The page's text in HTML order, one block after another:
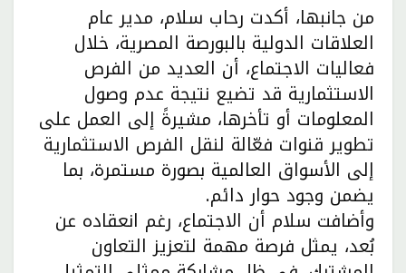
من جانبها، أكدت رحاب سلام، مدير عام
العلاقات الدولية بالبورصة المصرية، خلال
فعاليات الاجتماع، أن العديد من الفرص
الاستثمارية قد تضيع نتيجة عدم وصول
المعلومات أو تأخرها، مشيرةً إلى العمل على
تطوير قنوات فعّالة لنقل الفرص الاستثمارية
إلى الأسواق العالمية بصورة مستمرة، بما
يضمن وجود حوار دائم.
وأضافت سلام أن الاجتماع، رغم انعقاده عن
بُعد، يمثل فرصة مهمة لتعزيز التعاون